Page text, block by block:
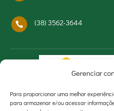
Gerenciar
Para proporcionar uma melhor
para armazenar e/ou acessar
 (38) 3562-3644